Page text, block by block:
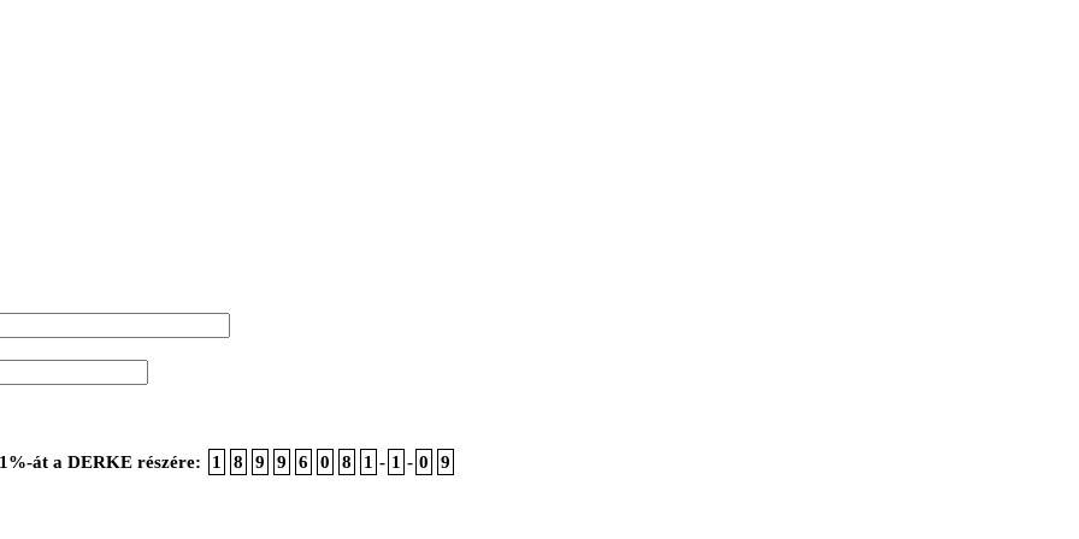
át a DERKE részére: 1 8 9 9 6 0 8 1 - 1 - 0 9